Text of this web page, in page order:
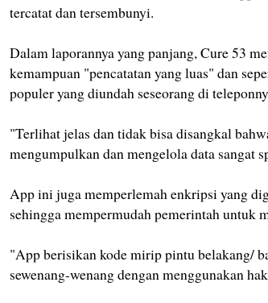
tercatat dan tersembunyi.
Dalam laporannya yang panjang, Cure 53
kemampuan "pencatatan yang luas" dan
populer yang diundah seseorang di
"Terlihat jelas dan tidak bisa disangkal
mengumpulkan dan mengelola data sangat
App ini juga memperlemah enkripsi yang
sehingga mempermudah pemerintah untuk
"App berisikan kode mirip pintu belakang/
sewenang-wenang dengan menggunakan